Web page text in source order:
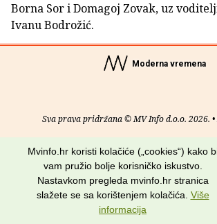
Borna Sor i Domagoj Zovak, uz
Ivanu Bodrožić.
Moderna vremena
Sva prava pridržana © MV Info d.o.o. 2026.
O nama • Pomoć• Uvjeti korištenja•
Potraži nas na:
Mvinfo.hr koristi kolačiće („cookies“) kako
vam pružio bolje korisničko iskustvo.
Nastavkom pregleda mvinfo.hr stranica
slažete se sa korištenjem kolačića. Više
informacija